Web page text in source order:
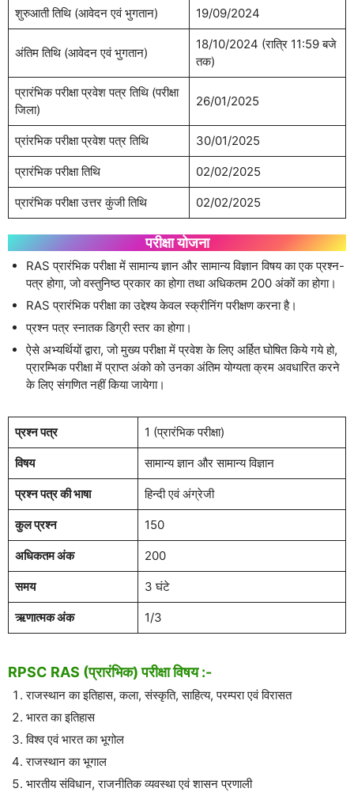
शुरुआती तिथि (आवेदन एवं भुगतान) 19/09/2024
अंतिम तिथि (आवेदन एवं भुगतान)
18/10/2024 (रात्रि 11:59 बजे
तक)
प्रारंभिक परीक्षा प्रवेश पत्र तिथि (परीक्षा
जिला)
26/01/2025
प्रांरभिक परीक्षा प्रवेश पत्र तिथि 30/01/2025
प्रारंभिक परीक्षा तिथि 02/02/2025
प्रारंभिक परीक्षा उत्तर कुंजी तिथि 02/02/2025
परीक्षा योजना
RAS प्रारंभिक परीक्षा में सामान्य ज्ञान और सामान्य विज्ञान विषय का एक प्रश्न-
पत्र होगा, जो वस्तुनिष्ठ प्रकार का होगा तथा अधिकतम 200 अंकों का होगा।
RAS प्रारंभिक परीक्षा का उद्देश्य केवल स्क्रीनिंग परीक्षण करना है।
प्रश्न पत्र स्नातक डिग्री स्तर का होगा।
ऐसे अभ्यर्थियों द्वारा, जो मुख्य परीक्षा में प्रवेश के लिए अर्हित घोषित किये गये हो,
प्रारम्भिक परीक्षा में प्राप्त अंको को उनका अंतिम योग्यता क्रम अवधारित करने
के लिए संगणित नहीं किया जायेगा।
प्रश्न पत्र 1 (प्रारंभिक परीक्षा)
विषय सामान्य ज्ञान और सामान्य विज्ञान
प्रश्न पत्र की भाषा हिन्दी एवं अंग्रेजी
कुल प्रश्न 150
अधिकतम अंक 200
समय 3 घंटे
ऋणात्मक अंक 1/3
RPSC RAS (प्रारंभिक) परीक्षा विषय :-
राजस्थान का इतिहास, कला, संस्कृति, साहित्य, परम्परा एवं विरासत
भारत का इतिहास
विश्व एवं भारत का भूगोल
राजस्थान का भूगाल
भारतीय संविधान, राजनीतिक व्यवस्था एवं शासन प्रणाली